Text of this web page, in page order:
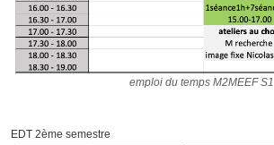
emploi du temps M2MEEF S1
EDT 2ème semestre